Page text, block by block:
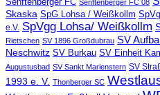
Senftenberger FC 08
Skaska SpG Lohsa / Weißkollm
e.V. SpVgg Lohsa/ Weißkollm
Rietschen SV 1896 Großdubrau SV
Neschwitz SV Burkau SV Einheit
Augustusbad SV Sankt Marienstern SV
1993 e. V. Thonberger SC